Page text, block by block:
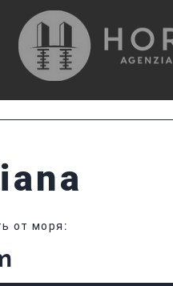
от моря :